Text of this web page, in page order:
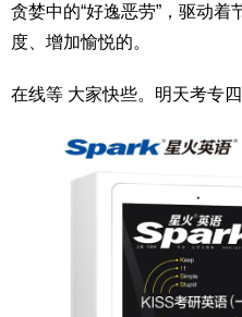
贪婪中的“好逸恶劳”，驱动
度、增加愉悦的。
在线等 大家快些。明天考专四